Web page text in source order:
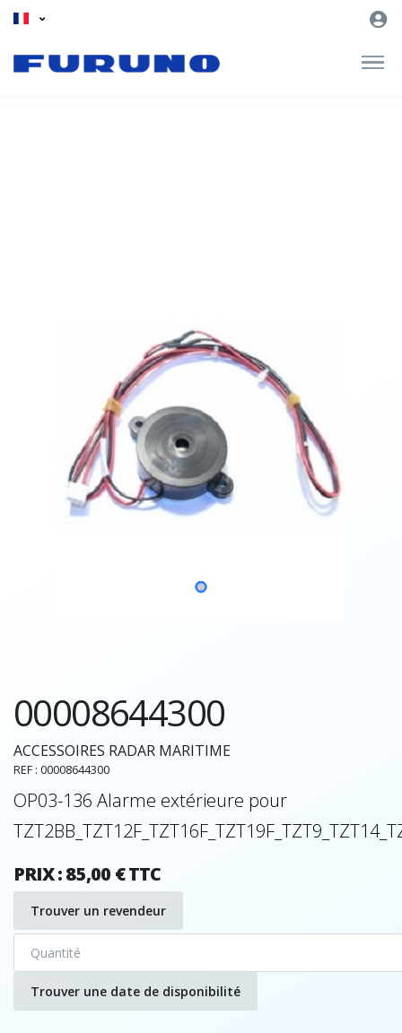
00008644300
ACCESSOIRES RADAR MARITIME
REF : 00008644300
OP03-136 Alarme extérieure pour
PRIX : 85,00 € TTC
Trouver un revendeur
Trouver une date de disponibilité